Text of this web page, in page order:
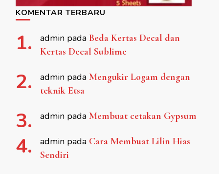
KOMENTAR TERBARU
admin pada Beda Kertas Decal dan
Kertas Decal Sublime
admin pada Mengukir Logam dengan
teknik Etsa
admin pada Membuat cetakan Gypsum
admin pada Cara Membuat Lilin Hias
Sendiri